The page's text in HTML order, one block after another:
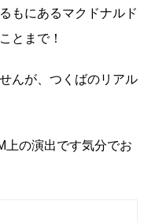
もにあるマクドナルド
とまで！
んが、つくばのリアル
上の演出です気分でお